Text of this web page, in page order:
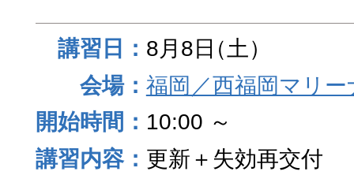
8月8日（土）
福岡／西福岡マリ
10:00 ～
更新＋失効再交付